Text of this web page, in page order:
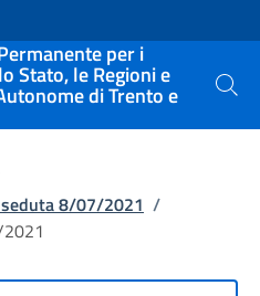
per i
Stato, le Regioni e
di Trento e Cerca
8/07/2021 /
2021